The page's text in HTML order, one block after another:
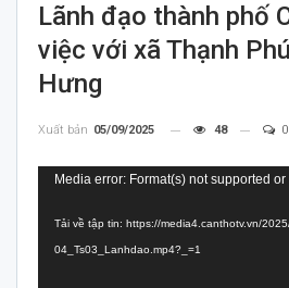
Lãnh đạo thành phố
việc với xã Thạnh
Hưng
Xuất bản 05/09/2025 48 0
Trình
Video
Media error: Format(s) not supported
Tải về tập tin: https://media4.canthotv.vn/
04_Ts03_Lanhdao.mp4?_=1